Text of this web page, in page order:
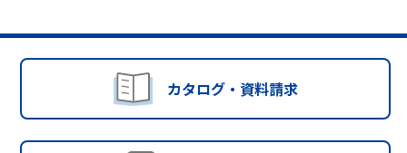
カタログ・資料請求